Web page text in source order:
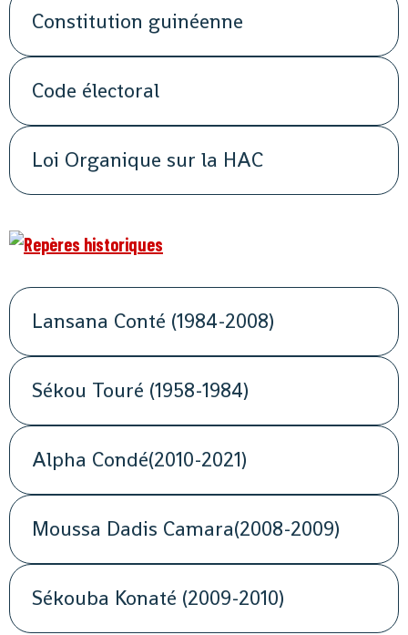
Constitution guinéenne
Code électoral
Loi Organique sur la HAC
Lansana Conté (1984-2008)
Sékou Touré (1958-1984)
Alpha Condé(2010-2021)
Moussa Dadis Camara(2008-2009)
Sékouba Konaté (2009-2010)